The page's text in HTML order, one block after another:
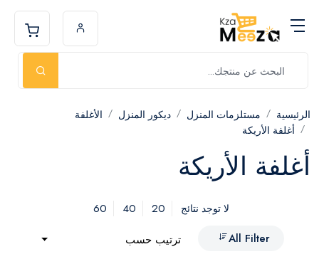
الرئيسية مستلزمات المنزل ديكور المنزل
الأغلفة
أغلفة الأريكة
أغلفة الأريكة
لا توجد نتائج 20
40
60
All Filter
ترتيب حسب